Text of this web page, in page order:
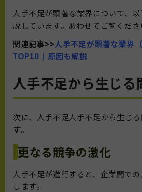
人手不足が顕著な業界について、
説しています。あわせてご覧くださ
関連記事>>人手不足が顕著な業界
TOP10｜原因も解説
人手不足から生じる
次に、人手不足人手不足から生じ
す。
更なる競争の激化
人手不足が進行すると、企業間で
します。